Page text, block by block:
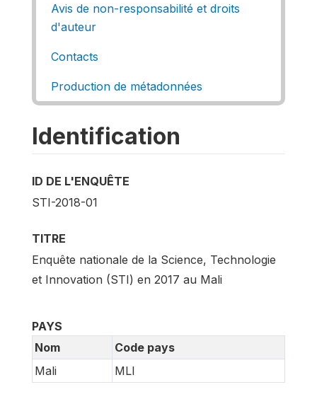
Avis de non-responsabilité et droits
d'auteur
Contacts
Production de métadonnées
Identification
ID DE L'ENQUÊTE
STI-2018-01
TITRE
Enquête nationale de la Science, Technologie
et Innovation (STI) en 2017 au Mali
PAYS
Nom
Code pays
Mali
MLI